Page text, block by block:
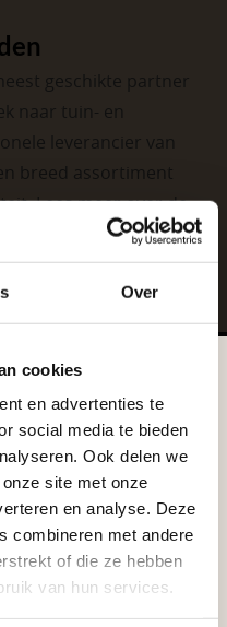
Over
cookies
en advertenties te
social media te bieden
Ook delen we
site met onze
en analyse. Deze
combineren met andere
of die ze hebben
van hun services.
geschikte partner
naar tuin- en
leverancier van
breed assortiment
Lees meer over de
alles voor uw
adviseren je
tijdens de
hanteren tijdens
openingstijden op
voor de